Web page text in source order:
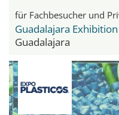
für Fachbesucher und
Guadalajara
Guadalajara